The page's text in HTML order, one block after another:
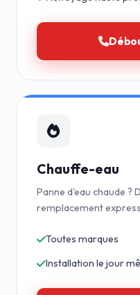
Chauffe-eau
Panne d'eau chaude ?
remplacement
Toutes marques
Installation le jour